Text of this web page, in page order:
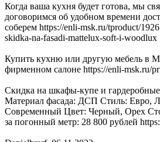
Когда ваша кухня будет готова, мы
договоримся об удобном времени
соберем https://enli-msk.ru/tproduct/
skidka-na-fasadi-mattelux-soft-i-woodlux
Купить кухню или другую мебель в
фирменном салоне https://enli-msk.ru/
Скидка на шкафы-купе и
Материал фасада: ДСП Стиль: Евро,
Современный Цвет: Черный, Орех
за погонный метр: 28 800 рублей